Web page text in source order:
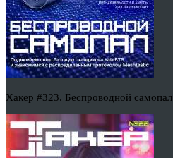
Хакер #323. Беспроводной самопал